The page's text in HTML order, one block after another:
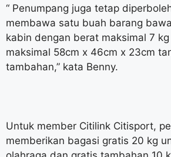
“ Penumpang juga tetap
membawa satu buah barang
kabin dengan berat maksimal 7
maksimal 58cm x 46cm x 23cm
tambahan,” kata Benny.
Untuk member Citilink Citisport,
memberikan bagasi gratis 20 kg